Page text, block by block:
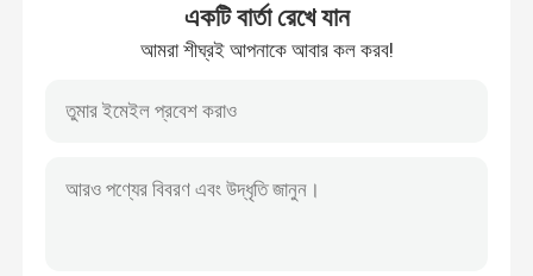
একটি বার্তা রেখে যান
আমরা শীঘ্রই আপনাকে আবার কল করব!